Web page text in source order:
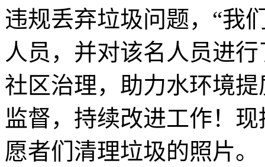
违规丢弃垃圾问题，“我
人员，并对该名人员进
社区治理，助力水环境
监督，持续改进工作！
愿者们清理垃圾的照片。